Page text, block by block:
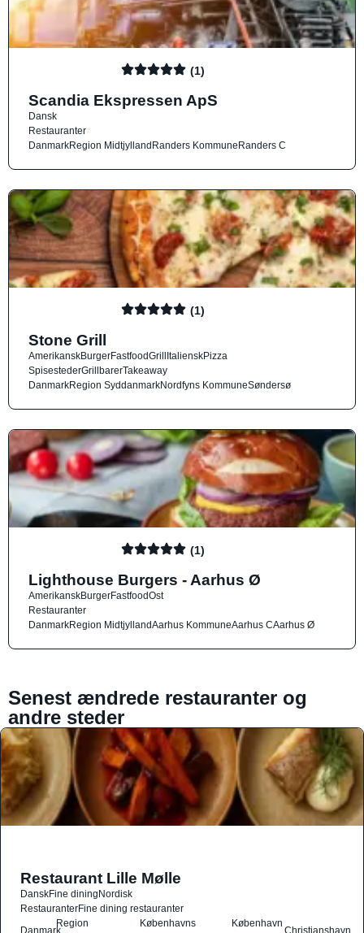
(1)
Scandia Ekspressen ApS
Dansk
Restauranter
DanmarkRegion MidtjyllandRanders KommuneRanders C
(1)
Stone Grill
AmerikanskBurgerFastfoodGrillItalienskPizza
SpisestederGrillbarerTakeaway
DanmarkRegion SyddanmarkNordfyns KommuneSøndersø
(1)
Lighthouse Burgers - Aarhus Ø
AmerikanskBurgerFastfoodOst
Restauranter
DanmarkRegion MidtjyllandAarhus KommuneAarhus CAarhus Ø
Senest ændrede restauranter og
andre steder
Restaurant Lille Mølle
DanskFine diningNordisk
RestauranterFine dining restauranter
Danmark
Region
Københavns
København
Christianshavn